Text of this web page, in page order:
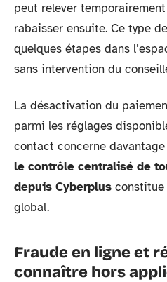
peut relever
rabaisser ensuite. Ce type
quelques étapes dans
sans intervention du
La désactivation du
parmi les réglages
contact concerne
le contrôle centralisé de
depuis Cyberplus
global.
Fraude en ligne et
connaître hors